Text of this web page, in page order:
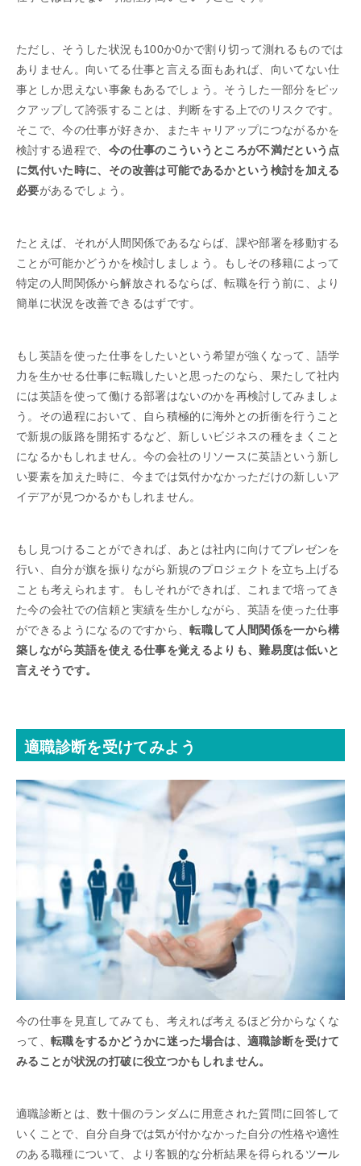
ただし、そうした状況も100か0かで割り切って測れるものでは
ありません。向いてる仕事と言える面もあれば、向いてない仕
事としか思えない事象もあるでしょう。そうした一部分をピッ
クアップして誇張することは、判断をする上でのリスクです。
そこで、今の仕事が好きか、またキャリアップにつながるかを
検討する過程で、 今の仕事のこういうところが不満だという点
に気付いた時に、その改善は可能であるかという検討を加える
必要があるでしょう。
たとえば、それが人間関係であるならば、課や部署を移動する
ことが可能かどうかを検討しましょう。もしその移籍によって
特定の人間関係から解放されるならば、転職を行う前に、より
簡単に状況を改善できるはずです。
もし英語を使った仕事をしたいという希望が強くなって、語学
力を生かせる仕事に転職したいと思ったのなら、果たして社内
には英語を使って働ける部署はないのかを再検討してみましょ
う。その過程において、自ら積極的に海外との折衝を行うこと
で新規の販路を開拓するなど、新しいビジネスの種をまくこと
になるかもしれません。今の会社のリソースに英語という新し
い要素を加えた時に、今までは気付かなかっただけの新しいア
イデアが見つかるかもしれません。
もし見つけることができれば、あとは社内に向けてプレゼンを
行い、自分が旗を振りながら新規のプロジェクトを立ち上げる
ことも考えられます。もしそれができれば、これまで培ってき
た今の会社での信頼と実績を生かしながら、英語を使った仕事
ができるようになるのですから、転職して人間関係を一から構
築しながら英語を使える仕事を覚えるよりも、難易度は低いと
言えそうです。
適職診断を受けてみよう
今の仕事を見直してみても、考えれば考えるほど分からなくな
って、転職をするかどうかに迷った場合は、適職診断を受けて
みることが状況の打破に役立つかもしれません。
適職診断とは、数十個のランダムに用意された質問に回答して
いくことで、自分自身では気が付かなかった自分の性格や適性
のある職種について、より客観的な分析結果を得られるツール